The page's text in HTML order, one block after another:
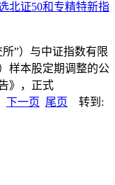
北证50和专精特新指
”）与中证指数有限
样本股定期调整的公
》，正式
下一页 尾页 转到: